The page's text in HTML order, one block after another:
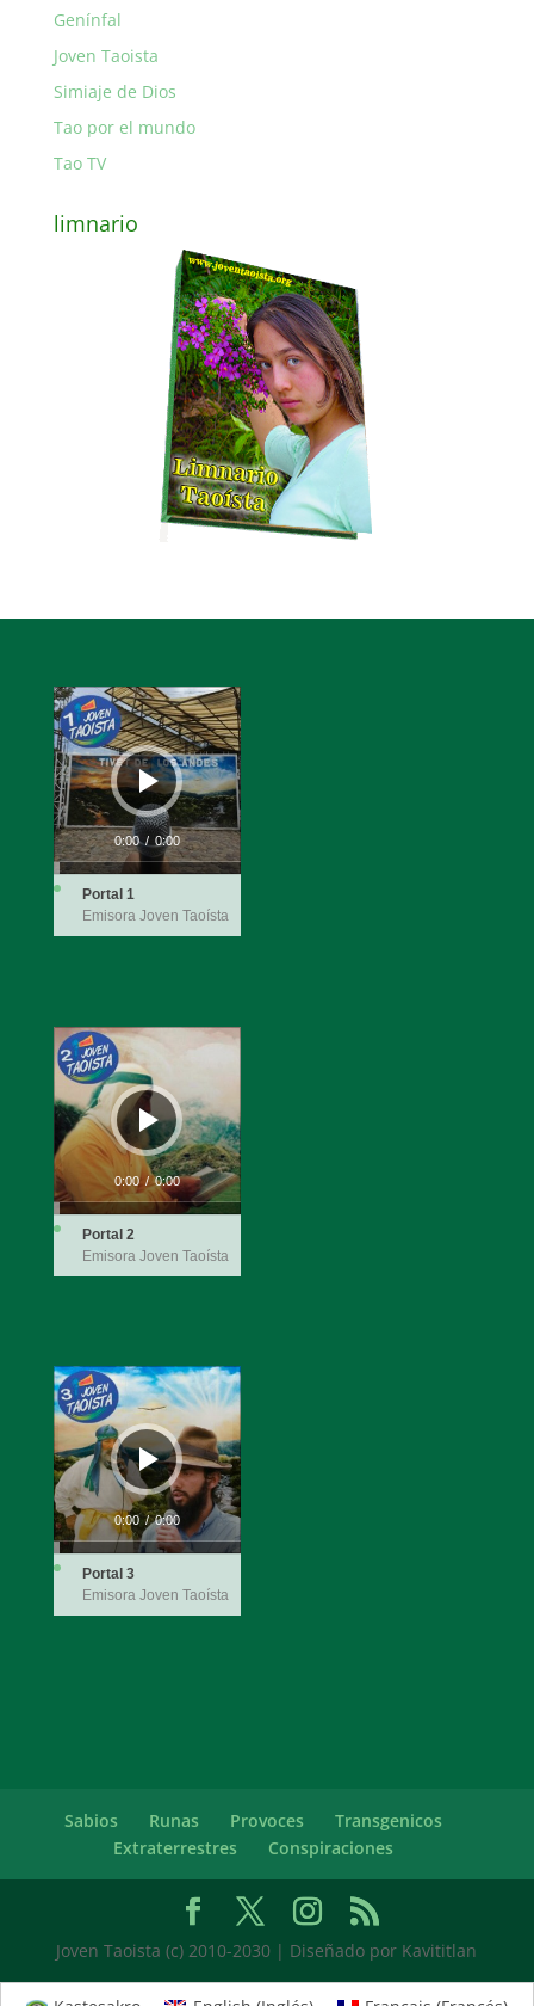
Genínfal
Joven Taoista
Simiaje de Dios
Tao por el mundo
Tao TV
limnario
Reproductor
de
audio
0:00 / 0:00
Portal 1
Emisora Joven Taoísta
Reproductor
de
audio
0:00 / 0:00
Portal 2
Emisora Joven Taoísta
Reproductor
de
audio
0:00 / 0:00
Portal 3
Emisora Joven Taoísta
Sabios Runas Provoces
Transgenicos
Extraterrestres
Conspiraciones
Joven Taoista (c) 2010-2030 | Diseñado por Kavititlan